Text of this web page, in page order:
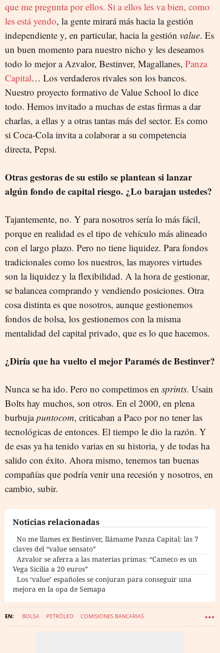
que me pregunta por ellos. Si a ellos les va bien, como
les está yendo, la gente mirará más hacia la gestión
independiente y, en particular, hacia la gestión value. Es
un buen momento para nuestro nicho y les deseamos
todo lo mejor a Azvalor, Bestinver, Magallanes, Panza
Capital… Los verdaderos rivales son los bancos.
Nuestro proyecto formativo de Value School lo dice
todo. Hemos invitado a muchas de estas firmas a dar
charlas, a ellas y a otras tantas más del sector. Es como
si Coca-Cola invita a colaborar a su competencia
directa, Pepsi.
Otras gestoras de su estilo se plantean si lanzar
algún fondo de capital riesgo. ¿Lo barajan ustedes?
Tajantemente, no. Y para nosotros sería lo más fácil,
porque en realidad es el tipo de vehículo más alineado
con el largo plazo. Pero no tiene liquidez. Para fondos
tradicionales como los nuestros, las mayores virtudes
son la liquidez y la flexibilidad. A la hora de gestionar,
se balancea comprando y vendiendo posiciones. Otra
cosa distinta es que nosotros, aunque gestionemos
fondos de bolsa, los gestionemos con la misma
mentalidad del capital privado, que es lo que hacemos.
¿Diría que ha vuelto el mejor Paramés de Bestinver?
Nunca se ha ido. Pero no competimos en sprints. Usain
Bolts hay muchos, son otros. En el 2000, en plena
burbujapuntocom, criticaban a Paco por no tener las
tecnológicas de entonces. El tiempo le dio la razón. Y
de esas ya ha tenido varias en su historia, y de todas ha
salido con éxito. Ahora mismo, tenemos tan buenas
compañías que podría venir una recesión y nosotros, en
cambio, subir.
Noticias relacionadas
No me llames ex Bestinver, llámame Panza Capital: las 7
claves del “value sensato”
Azvalor se aferra a las materias primas: “Cameco es un
Vega Sicilia a 20 euros”
Los ‘value’ españoles se conjuran para conseguir una
mejora en la opa de Semapa
BOLSA PETRÓLEO COMISIONES BANCARIAS